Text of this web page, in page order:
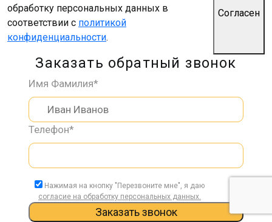
обработку персональных данных в
соответствии с политикой
конфиденциальности.
Согласен
Заказать обратный звонок
Имя Фамилия*
Телефон*
Нажимая на кнопку "Перезвоните мне", я даю
согласие на обработку персональных данных.